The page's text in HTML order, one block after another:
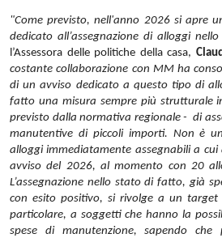
"Come previsto, nell'anno 2026 si apre
dedicato all’assegnazione di alloggi
l’Assessora delle politiche della casa,
costante collaborazione con MM ha
di un avviso dedicato a questo tipo di
fatto una misura sempre più strutturale
previsto dalla normativa regionale - di
manutentive di piccoli importi. Non è
alloggi immediatamente assegnabili a
avviso del 2026, al momento con 20
L’assegnazione nello stato di fatto, già
con esito positivo, si rivolge a un target
particolare, a soggetti che hanno la
spese di manutenzione, sapendo